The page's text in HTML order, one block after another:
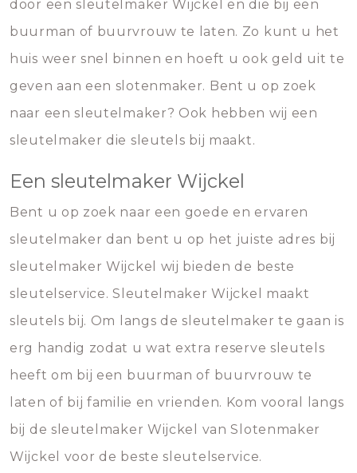
door een sleutelmaker Wijckel en die bij een
buurman of buurvrouw te laten. Zo kunt u het
huis weer snel binnen en hoeft u ook geld uit te
geven aan een slotenmaker. Bent u op zoek
naar een sleutelmaker? Ook hebben wij een
sleutelmaker die sleutels bij maakt.
Een sleutelmaker Wijckel
Bent u op zoek naar een goede en ervaren
sleutelmaker dan bent u op het juiste adres bij
sleutelmaker Wijckel wij bieden de beste
sleutelservice. Sleutelmaker Wijckel maakt
sleutels bij. Om langs de sleutelmaker te gaan is
erg handig zodat u wat extra reserve sleutels
heeft om bij een buurman of buurvrouw te
laten of bij familie en vrienden. Kom vooral langs
bij de sleutelmaker Wijckel van Slotenmaker
Wijckel voor de beste sleutelservice.